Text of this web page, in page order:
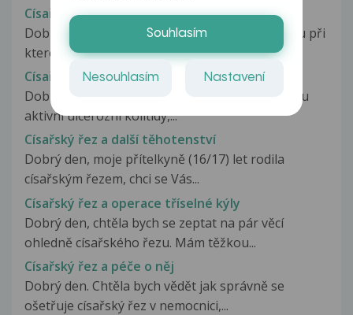
Císařský řez
Dobrý den,jsem 13.dní po třetím císařském řezu při
kterém jsem si nechala udělat...
Císařský řez
Dobrý den, prodělala jsem císařský řez z důvodu
aktivní ulcerozní kolitidy,...
Císařský řez a další těhotenství
Dobrý den, moje přítelkyně (16/17) let rodila
císařským řezem, chci se Vás...
Císařský řez a operace tříselné kýly
Dobrý den, chtěla bych se zeptat na pár věcí
ohledně císařského řezu. Mám těžkou...
Císařský řez a péče o něj
Dobrý den. Chtěla bych vědět jak správně se
ošetřuje císařský řez v nemocnici,...
Souhlasím
Nesouhlasím Nastavení